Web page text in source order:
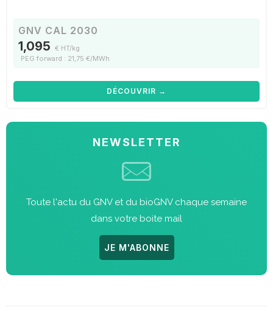
GNV CAL 2030
1,095 € HT/kg
PEG forward : 21,75 €/MWh
DÉCOUVRIR →
NEWSLETTER
Toute l'actu du GNV et du bioGNV chaque semaine
dans votre boite mail
JE M'ABONNE